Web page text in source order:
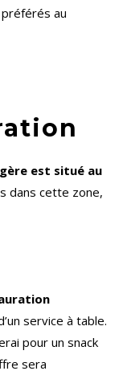
au
est situé au
dans cette zone,
service à table.
pour un snack
sera